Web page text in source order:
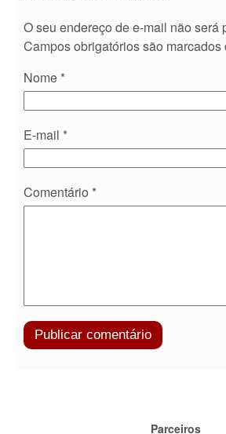
O seu endereço de e-mail não será
Campos obrigatórios são marcados
Nome *
E-mail *
Comentário *
Parceiros